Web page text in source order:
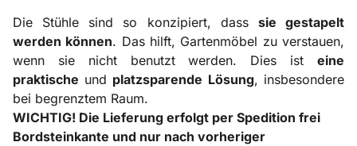
Die Stühle sind so konzipiert, dass sie gestapelt
werden können. Das hilft, Gartenmöbel zu verstauen,
wenn sie nicht benutzt werden. Dies ist eine
praktische und platzsparende Lösung, insbesondere
bei begrenztem Raum.
WICHTIG! Die Lieferung erfolgt per Spedition frei
Bordsteinkante und nur nach vorheriger